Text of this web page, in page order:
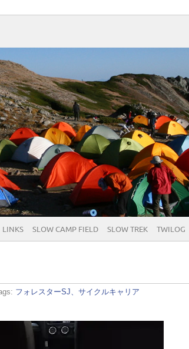
LINKS SLOW CAMP FIELD SLOW TREK TWILOG
フォレスターSJ、サイクルキャリア